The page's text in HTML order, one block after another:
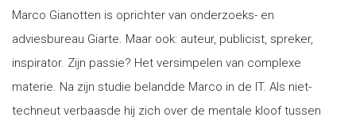
Marco Gianotten is oprichter van onderzoeks- en
adviesbureau Giarte. Maar ook: auteur, publicist, spreker,
inspirator. Zijn passie? Het versimpelen van complexe
materie. Na zijn studie belandde Marco in de IT. Als niet-
techneut verbaasde hij zich over de mentale kloof tussen